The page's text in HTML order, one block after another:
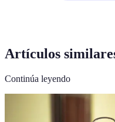
Artículos
Continúa leyendo